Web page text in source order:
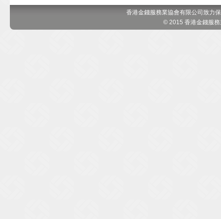
香港金錢服務業協會有限公司致力
© 2015 香港金錢服